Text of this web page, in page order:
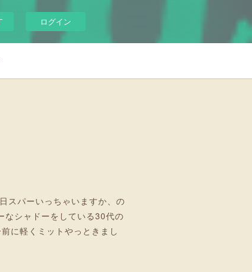
ログイン
スパーいっちゃいますか、の
なシャドーをしている30代の
に軽くミットやっときまし